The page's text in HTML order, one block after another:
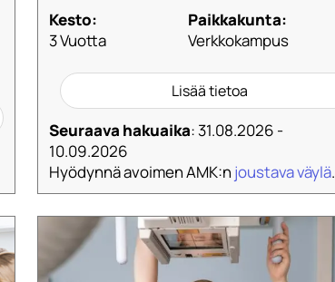
Kesto:
3 Vuotta
Paikkakunta:
Verkkokampus
Lisää tietoa
Seuraava hakuaika: 31.08.2026 -
10.09.2026
Hyödynnä avoimen AMK:n joustava väylä.